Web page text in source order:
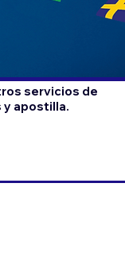
servicios de
apostilla.